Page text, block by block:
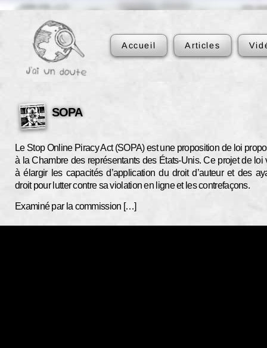
Accueil Articles
SOPA
Le Stop Online Piracy Act (SOPA) est une proposition de loi
à la Chambre des représentants des États-Unis. Ce projet de loi
à élargir les capacités d’application du droit d’auteur et des
droit pour lutter contre sa violation en ligne et les contrefaçons.
Examiné par la commission […]